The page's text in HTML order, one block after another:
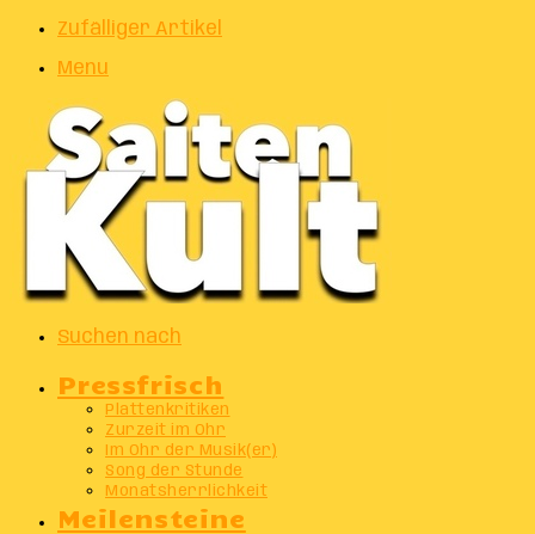
Zufälliger Artikel
Menu
Suchen nach
Pressfrisch
Plattenkritiken
Zurzeit im Ohr
Im Ohr der Musik(er)
Song der Stunde
Monatsherrlichkeit
Meilensteine